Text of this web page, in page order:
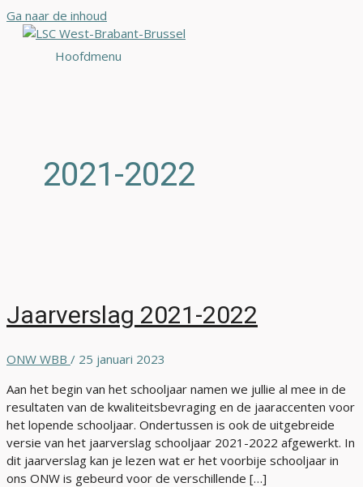
Ga naar de inhoud
Hoofdmenu
2021-2022
Jaarverslag 2021-2022
ONW WBB / 25 januari 2023
Aan het begin van het schooljaar namen we jullie al mee in de
resultaten van de kwaliteitsbevraging en de jaaraccenten voor
het lopende schooljaar. Ondertussen is ook de uitgebreide
versie van het jaarverslag schooljaar 2021-2022 afgewerkt. In
dit jaarverslag kan je lezen wat er het voorbije schooljaar in
ons ONW is gebeurd voor de verschillende […]